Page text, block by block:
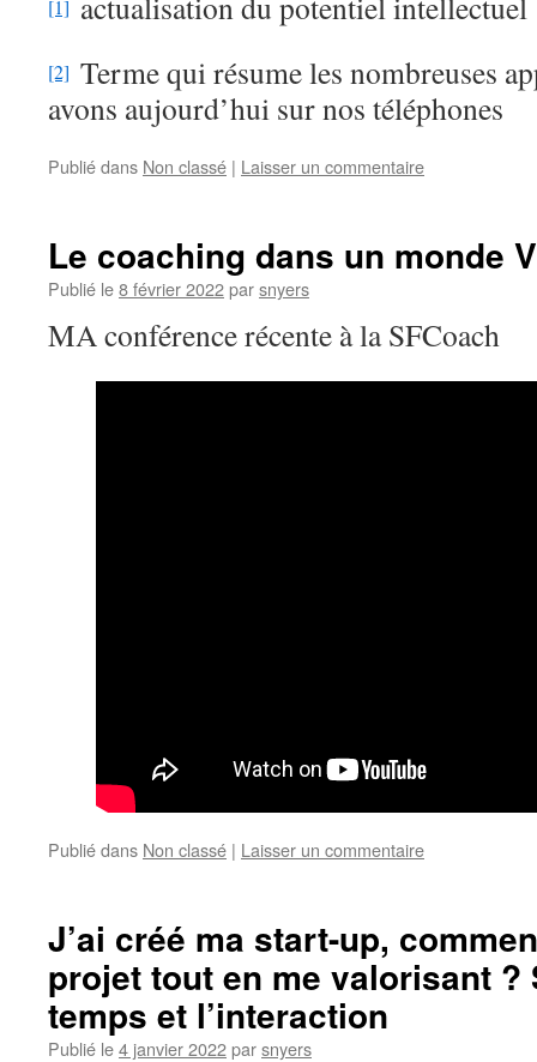
[1]
[2] Terme qui résume les nombreuses
avons aujourd’hui sur nos téléphones
Publié dans Non classé | Laisser un commentaire
Le coaching dans un monde
Publié le8 février 2022parsnyers
MA conférence récente à la SFCoach
Publié dans Non classé | Laisser un commentaire
J’ai créé ma start-up,
projet tout en me valorisant ?
temps et l’interaction
Publié le4 janvier 2022parsnyers